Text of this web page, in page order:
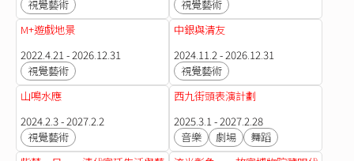
視覺藝術
視覺藝術
M+遊戲地景
2022.4.21 - 2026.12.31
視覺藝術
中銀與清友
2024.11.2 - 2026.12.31
視覺藝術
山鳴水應
2024.2.3 - 2027.2.2
視覺藝術
西九街頭表演計劃
2025.3.1 - 2027.2.28
音樂
劇場
舞蹈